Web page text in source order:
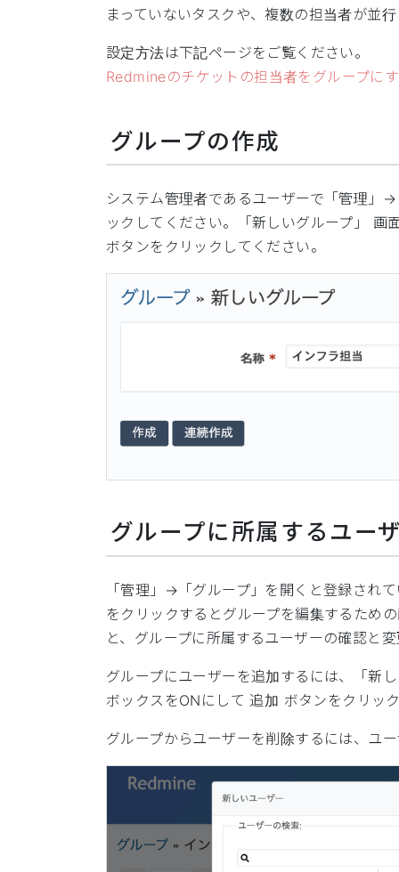
まっていないタスクや、複数の担当者が並
設定方法は下記ページをご覧ください。
Redmineのチケットの担当者をグループに
グループの作成
システム管理者であるユーザーで「管理」
ックしてください。「新しいグループ」 画
ボタンをクリックしてください。
グループに所属するユー
「管理」→「グループ」を開くと登録され
をクリックするとグループを編集するため
と、グループに所属するユーザーの確認と
グループにユーザーを追加するには、「新
ボックスをONにして 追加 ボタンをクリッ
グループからユーザーを削除するには、ユ